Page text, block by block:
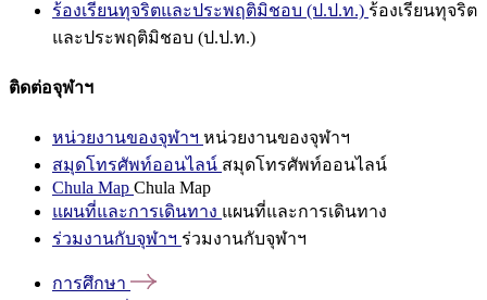
ร้องเรียนทุจริตและประพฤติมิชอบ (ป.ป.ท.) ร้องเรียนทุจริต
และประพฤติมิชอบ (ป.ป.ท.)
ติดต่อจุฬาฯ
หน่วยงานของจุฬาฯ หน่วยงานของจุฬาฯ
สมุดโทรศัพท์ออนไลน์ สมุดโทรศัพท์ออนไลน์
Chula Map Chula Map
แผนที่และการเดินทาง แผนที่และการเดินทาง
ร่วมงานกับจุฬาฯ ร่วมงานกับจุฬาฯ
การศึกษา